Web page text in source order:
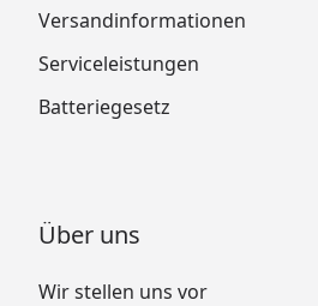
Versandinformationen
Serviceleistungen
Batteriegesetz
Über uns
Wir stellen uns vor